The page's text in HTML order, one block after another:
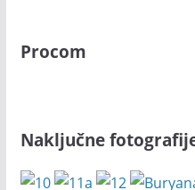
Procom
Naključne